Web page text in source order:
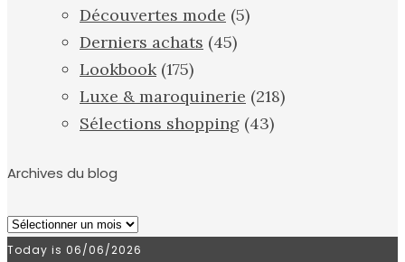
Découvertes mode (5)
Derniers achats (45)
Lookbook(175)
Luxe & maroquinerie (218)
Sélections shopping (43)
Archives du blog
Archives
du
Today is 06/06/2026